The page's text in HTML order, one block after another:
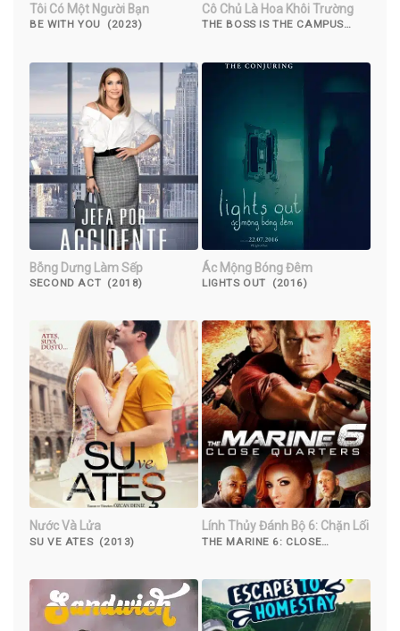
Tôi Có Một Người Bạn
BE WITH YOU (2023)
Cô Chủ Là Hoa Khôi Trường
THE BOSS IS THE CAMPUS
Bỗng Dưng Làm Sếp
SECOND ACT (2018)
Ác Mộng Bóng Đêm
LIGHTS OUT (2016)
Nước Và Lửa
SU VE ATES (2013)
Lính Thủy Đánh Bộ 6: Chặn Lối
THE MARINE 6: CLOSE